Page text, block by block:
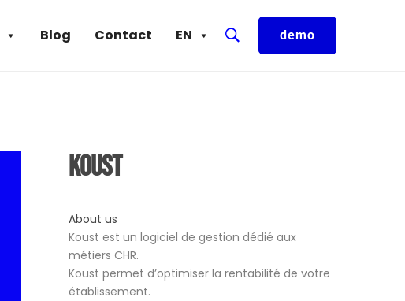
EN
Contact
Blog demo
Koust
About us
Koust est un logiciel de gestion dédié aux
métiers CHR.
Koust permet d’optimiser la rentabilité de votre
établissement.